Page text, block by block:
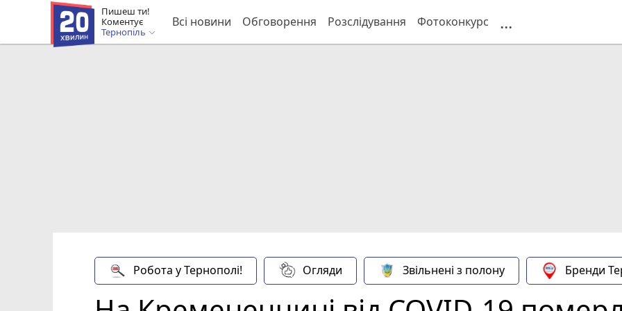
Пишеш ти!
Коментує
Тернопіль
Всі новини Обговорення Розслідування Фотоконкурс ...
Робота у Тернополі! Огляди Звільнені з полону Бренди